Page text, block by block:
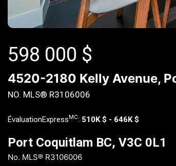
598 000 $
4520-2180 Kelly Avenue,
NO. MLS® R3106006
ÉvaluationExpress MC: 510K $ - 646K $
Port Coquitlam BC, V3C 0L1
No. MLS® R3106006